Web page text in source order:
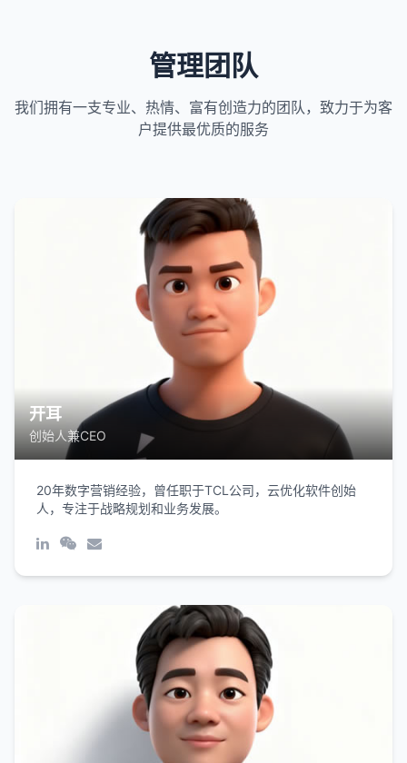
管理团队
我们拥有一支专业、热情、富有创造力的团队，致力于为客
户提供最优质的服务
开耳
创始人兼CEO
20年数字营销经验，曾任职于TCL公司，云优化软件创始
人，专注于战略规划和业务发展。